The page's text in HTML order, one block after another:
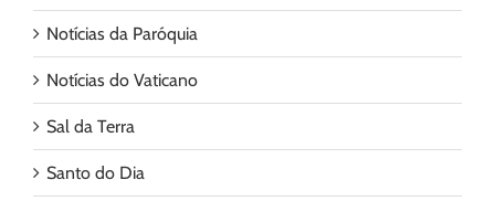
Notícias da Paróquia
Notícias do Vaticano
Sal da Terra
Santo do Dia